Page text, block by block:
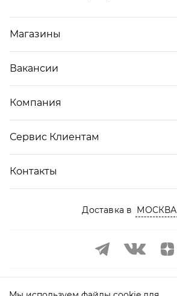
Магазины
Вакансии
Компания
Сервис Клиентам
Контакты
Доставка в МОСКВА